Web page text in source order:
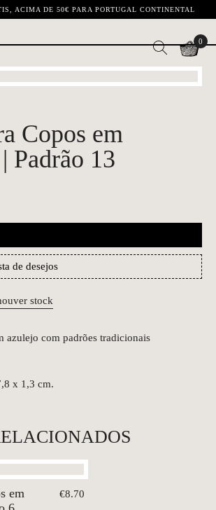
ACIMA DE 50€ PARA PORTUGAL CONTINENTAL
0
Copos em
Padrão 13
de desejos
stock
azulejo com padrões tradicionais
x 1,3 cm.
em
€8.70